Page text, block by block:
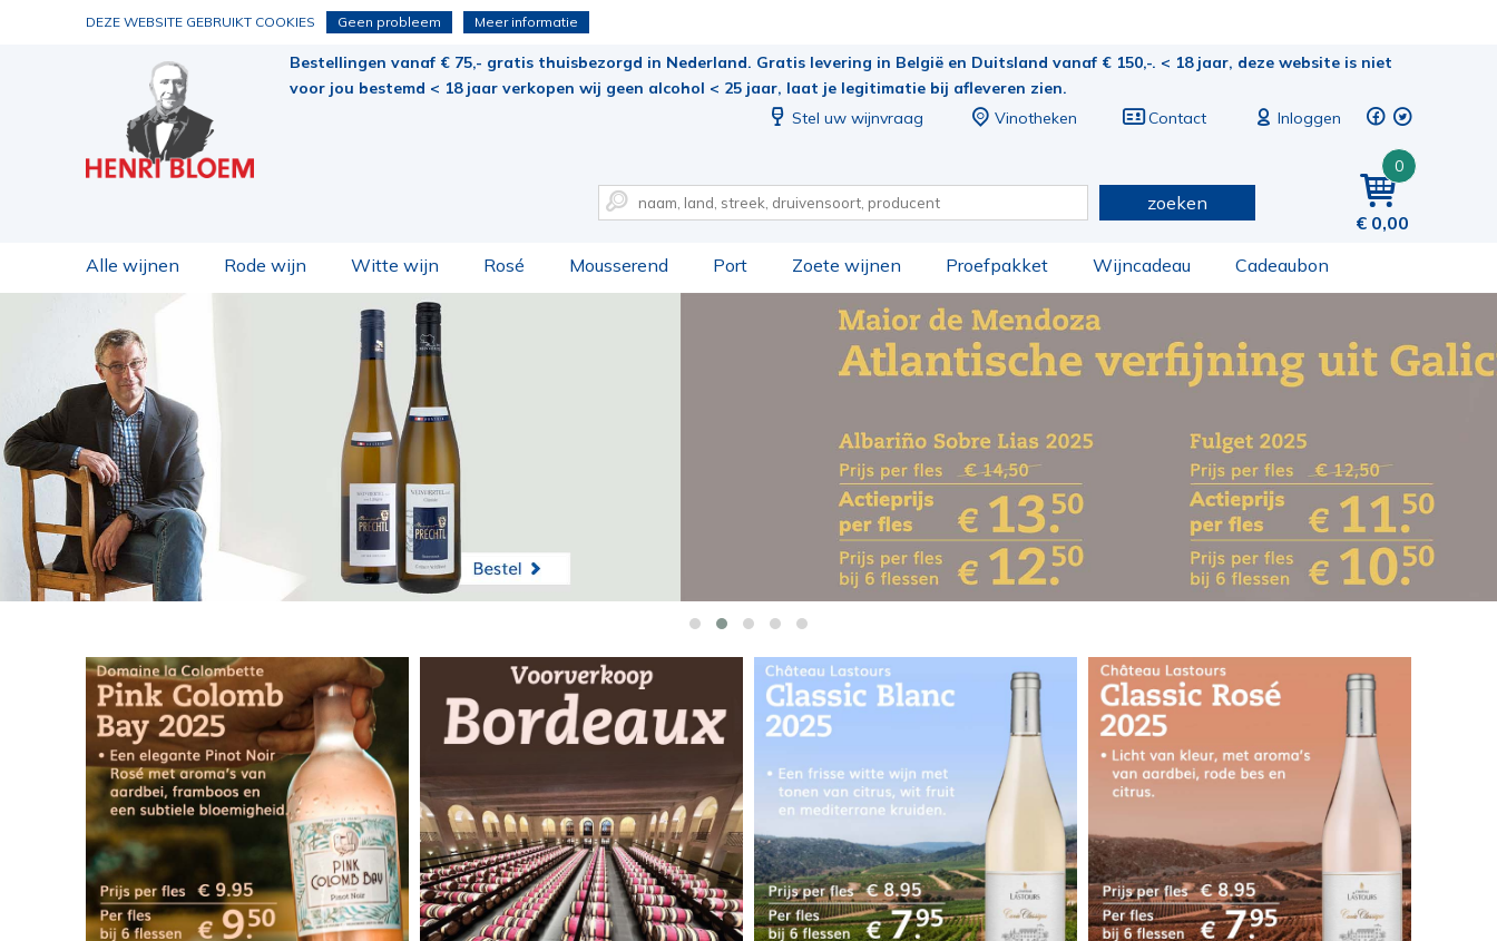
DEZE WEBSITE GEBRUIKT COOKIES Geen probleem Meer informatie
Bestellingen vanaf € 75,- gratis thuisbezorgd in Nederland. Gratis levering in België en Duitsland vanaf € 150,-. < 18 jaar, deze website is niet
voor jou bestemd < 18 jaar verkopen wij geen alcohol < 25 jaar, laat je legitimatie bij afleveren zien.
Stel uw wijnvraag
Vinotheken Contact Inloggen
0
0,00
zoeken
Alle wijnen Rode wijn Witte wijn Rosé Mousserend Port Zoete wijnen Proefpakket Wijncadeau Cadeaubon